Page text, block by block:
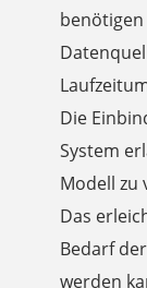
Die
System
Modell zu
Das
Bedarf
werden